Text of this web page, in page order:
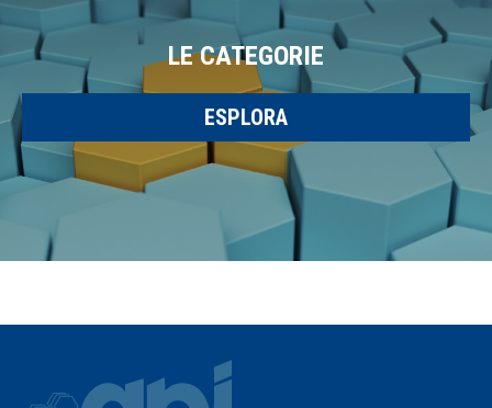
LE CATEGORIE
ESPLORA